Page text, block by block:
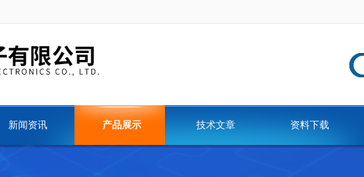
新闻资讯 产品展示 技术文章 资料下载